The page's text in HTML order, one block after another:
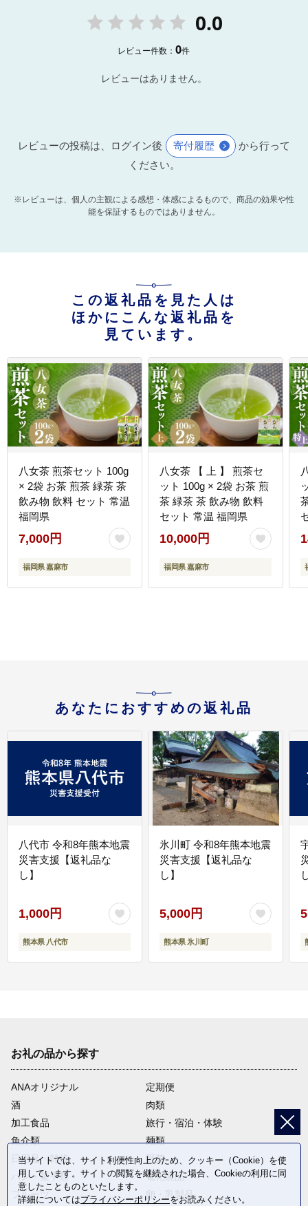
0.0
レビュー件数：0件
レビューはありません。
レビューの投稿は、ログイン後 寄付履歴
から行って
ください。
※レビューは、個人の主観による感想・体感によるもので、商品の効果や性
能を保証するものではありません。
この返礼品を見た人は
ほかにこんな返礼品を
見ています。
八女茶 煎茶セット 100g
× 2袋 お茶 煎茶 緑茶 茶
飲み物 飲料 セット 常温
福岡県
7,000円
福岡県 嘉麻市
八女茶 【 上 】 煎茶セ
ット 100g × 2袋 お茶 煎
茶 緑茶 茶 飲み物 飲料
セット 常温 福岡県
10,000円
福岡県 嘉麻市
あなたにおすすめの返礼品
八代市 令和8年熊本地震
災害支援【返礼品な
し】
1,000円
熊本県 八代市
氷川町 令和8年熊本地震
災害支援【返礼品な
し】
5,000円
熊本県 氷川町
お礼の品から探す
ANAオリジナル
定期便
酒
肉類
加工食品
旅行・宿泊・体験
魚介類
麺類
日用品・雑貨
野菜
パン・菓子類
電化製品
フルーツ
卵・乳製品
当サイトでは、サイト利便性向上のため、クッキー（Cookie）を使
用しています。サイトの閲覧を継続された場合、Cookieの利用に同
意したことものといたします。
詳細についてはプライバシーポリシーをお読みください。